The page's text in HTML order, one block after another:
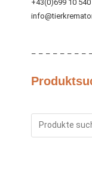
+43(0)699 10 540
– – – – – – – –